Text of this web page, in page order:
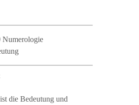
Numerologie
die Bedeutung und